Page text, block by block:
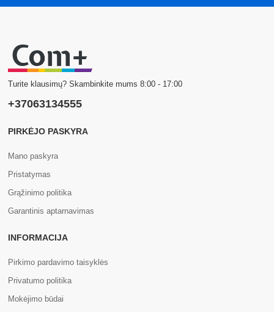
Turite klausimų? Skambinkite mums 8:00 - 17:00
+37063134555
PIRKĖJO PASKYRA
Mano paskyra
Pristatymas
Grąžinimo politika
Garantinis aptarnavimas
INFORMACIJA
Pirkimo pardavimo taisyklės
Privatumo politika
Mokėjimo būdai